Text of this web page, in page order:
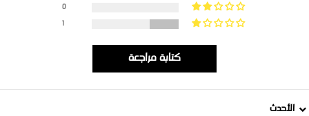
0
1
كتابة مراجعة